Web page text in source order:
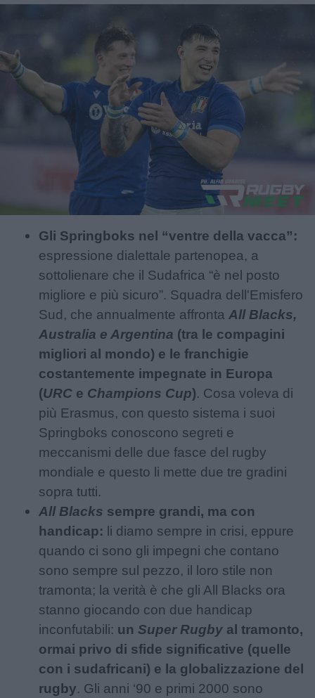
Gli Springboks nel “ventre della vacca”:
espressione dialettale partenopea, a
sottolienare che il Sudafrica “è nel posto
migliore e più sicuro”. Squadra dell'Emisfero
Sud, che annualmente affronta All Blacks,
Australia e Argentina (tra le compagini
migliori al mondo) e le franchigie
costantemente impegnate in Europa
(URC e Champions Cup). Cosa voleva di
più Erasmus, con questo sistema i suoi
Springboks conoscono segreti e
meccanismi delle due fasce del rugby
mondiale e questo li mette due tre gradini
sopra tutti.
All Blacks sempre grandi, ma con
handicap: li diamo sempre in crisi, eppure
quando ci sono gli impegni che contano
sono sempre sul pezzo, il loro stile non
tramonta; la verità è che gli All Blacks ora
stanno giocando con due handicap
inconfutabili: un Super Rugby al tramonto,
ormai privo di sfide significative (quelle
con i sudafricani) e la globalizzazione del
rugby. Gli anni ‘90 e primi 2000 sono